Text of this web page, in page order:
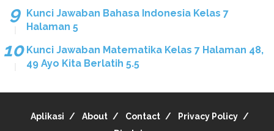
Kunci Jawaban Bahasa Indonesia Kelas 7
Halaman 5
Kunci Jawaban Matematika Kelas 7 Halaman 48,
49 Ayo Kita Berlatih 5.5
Aplikasi About Contact
Privacy Policy